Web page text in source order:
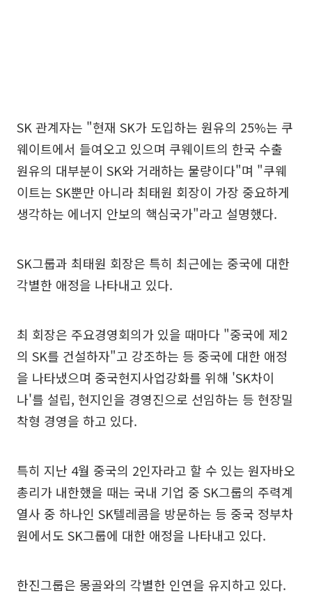
SK 관계자는 "현재 SK가 도입하는 원유의 25%는 쿠
웨이트에서 들여오고 있으며 쿠웨이트의 한국 수출
원유의 대부분이 SK와 거래하는 물량이다"며 "쿠웨
이트는 SK뿐만 아니라 최태원 회장이 가장 중요하게
생각하는 에너지 안보의 핵심국가"라고 설명했다.
SK그룹과 최태원 회장은 특히 최근에는 중국에 대한
각별한 애정을 나타내고 있다.
최 회장은 주요경영회의가 있을 때마다 "중국에 제2
의 SK를 건설하자"고 강조하는 등 중국에 대한 애정
을 나타냈으며 중국현지사업강화를 위해 'SK차이
나'를 설립, 현지인을 경영진으로 선임하는 등 현장밀
착형 경영을 하고 있다.
특히 지난 4월 중국의 2인자라고 할 수 있는 원자바오
총리가 내한했을 때는 국내 기업 중 SK그룹의 주력계
열사 중 하나인 SK텔레콤을 방문하는 등 중국 정부차
원에서도 SK그룹에 대한 애정을 나타내고 있다.
한진그룹은 몽골와의 각별한 인연을 유지하고 있다.